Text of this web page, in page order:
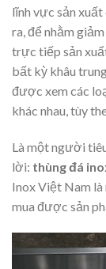
lĩnh vực sản
ra, để nhằm
trực tiếp sản
bất kỳ khâu
được xem các
khác nhau, tùy
Là một người
lời: thùng đá
Inox Việt Nam là
mua được sản